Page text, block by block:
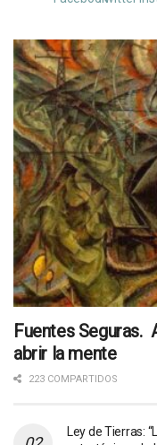
Fuentes Seguras.
abrir la mente
223 COMPARTIDOS
Ley de Tierras: